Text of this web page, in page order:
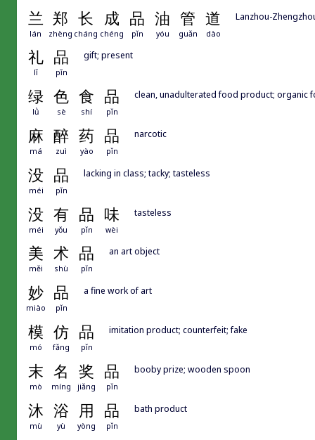
兰 郑 长 成 品 油 管 道
lán zhèng cháng chéng pǐn yóu guǎn dào
Lanzhou-
礼 品
lǐ pǐn
gift; present
绿 色 食 品
lǜ sè shí pǐn
clean, unadulterated food product; organic
麻 醉 药 品
má zuì yào pǐn
narcotic
没 品
méi pǐn
lacking in class; tacky; tasteless
没 有 品 味
méi yǒu pǐn wèi
tasteless
美 术 品
měi shù pǐn
an art object
妙 品
miào pǐn
a fine work of art
模 仿 品
mó fǎng pǐn
imitation product; counterfeit; fake
末 名 奖 品
mò míng jiǎng pǐn
booby prize; wooden spoon
沐 浴 用 品
mù yù yòng pǐn
bath product